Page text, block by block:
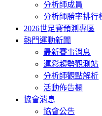
分析師成員
分析師勝率排行
2026世足賽預測專區
熱門運動新聞
最新賽事消息
運彩趨勢觀測站
分析師觀點解析
活動佈告欄
協會消息
協會公告